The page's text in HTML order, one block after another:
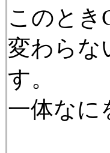
このとき
変わらな
す。
一体なに